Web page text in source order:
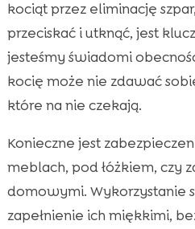
kociąt przez eliminację
przeciskać i utknąć, jest
jesteśmy świadomi
kocię może nie zdawać
które na nie czekają.
Konieczne jest
meblach, pod łóżkiem, czy
domowymi. Wykorzystanie
zapełnienie ich miękkimi,